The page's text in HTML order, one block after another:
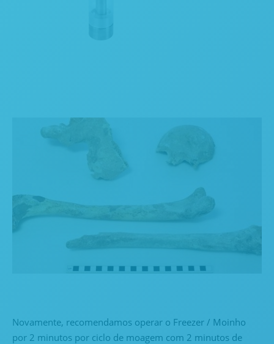
Novamente, recomendamos operar o Freezer / Moinho
por 2 minutos por ciclo de moagem com 2 minutos de